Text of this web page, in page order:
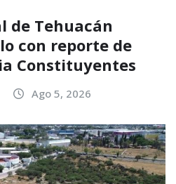
de Tehuacán
con reporte de
Constituyentes
Ago 5, 2026